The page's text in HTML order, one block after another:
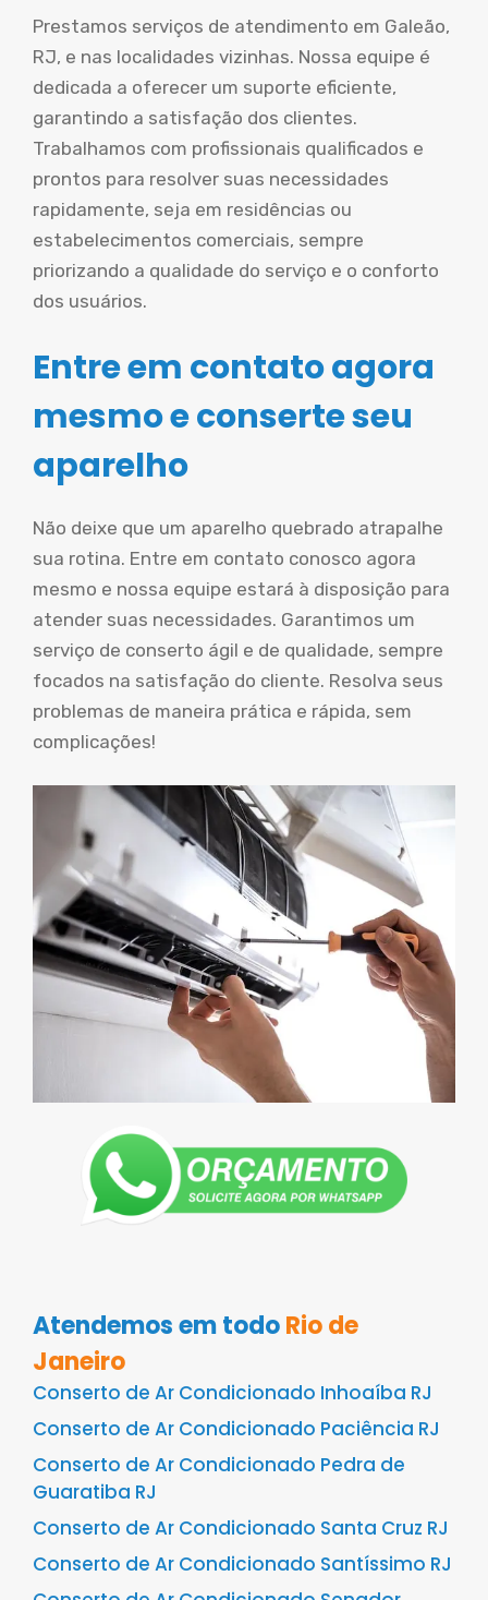
Prestamos serviços de atendimento em Galeão,
RJ, e nas localidades vizinhas. Nossa equipe é
dedicada a oferecer um suporte eficiente,
garantindo a satisfação dos clientes.
Trabalhamos com profissionais qualificados e
prontos para resolver suas necessidades
rapidamente, seja em residências ou
estabelecimentos comerciais, sempre
priorizando a qualidade do serviço e o conforto
dos usuários.
Entre em contato agora
mesmo e conserte seu
aparelho
Não deixe que um aparelho quebrado atrapalhe
sua rotina. Entre em contato conosco agora
mesmo e nossa equipe estará à disposição para
atender suas necessidades. Garantimos um
serviço de conserto ágil e de qualidade, sempre
focados na satisfação do cliente. Resolva seus
problemas de maneira prática e rápida, sem
complicações!
Atendemos em todoRio de
Janeiro
Conserto de Ar Condicionado Inhoaíba RJ
Conserto de Ar Condicionado Paciência RJ
Conserto de Ar Condicionado Pedra de
Guaratiba RJ
Conserto de Ar Condicionado Santa Cruz RJ
Conserto de Ar Condicionado Santíssimo RJ